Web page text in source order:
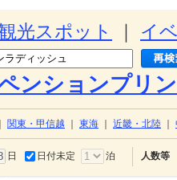
光スポット イ
ンションプリ
関東・甲信越 東海 近畿・北陸
日 日付未定 泊 人数等